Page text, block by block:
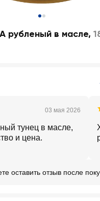
рубленый в масле,
03 мая 2026
тунец в масле,
и цена.
оставить отзыв после